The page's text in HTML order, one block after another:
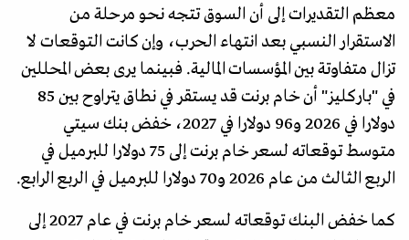
معظم التقديرات إلى أن السوق تتجه نحو مرحلة من
الاستقرار النسبي بعد انتهاء الحرب، وإن كانت التوقعات لا
تزال متفاوتة بين المؤسسات المالية. فبينما يرى بعض المحللين
في "باركليز" أن خام برنت قد يستقر في نطاق يتراوح بين 85
دولارا في 2026 و96 دولارا في 2027، خفض بنك سيتي
متوسط توقعاته لسعر خام برنت إلى 75 دولارا للبرميل في
الربع الثالث من عام 2026 و70 دولارا للبرميل في الربع الرابع.
كما خفض البنك توقعاته لسعر خام برنت في عام 2027 إلى